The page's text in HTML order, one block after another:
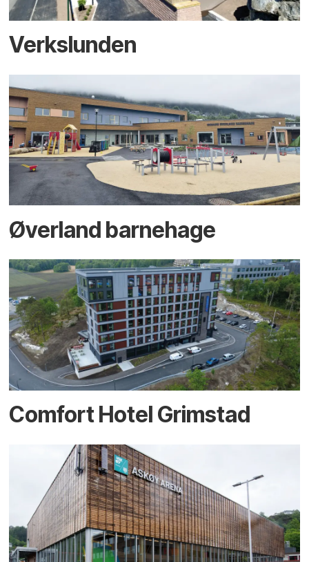
Verkslunden
Øverland barnehage
Comfort Hotel Grimstad